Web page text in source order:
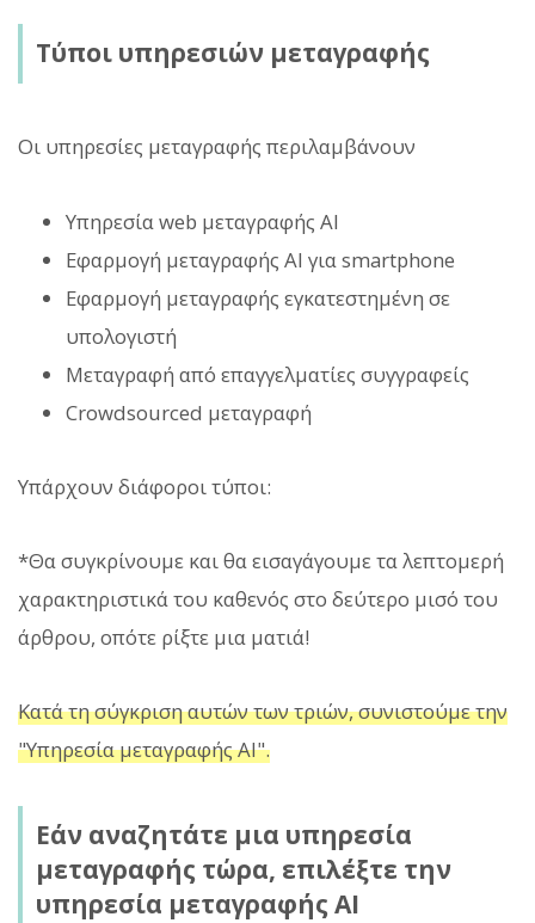
Τύποι υπηρεσιών μεταγραφής
Οι υπηρεσίες μεταγραφής περιλαμβάνουν
Υπηρεσία web μεταγραφής AI
Εφαρμογή μεταγραφής AI για smartphone
Εφαρμογή μεταγραφής εγκατεστημένη σε
υπολογιστή
Μεταγραφή από επαγγελματίες συγγραφείς
Crowdsourced μεταγραφή
Υπάρχουν διάφοροι τύποι:
*Θα συγκρίνουμε και θα εισαγάγουμε τα λεπτομερή
χαρακτηριστικά του καθενός στο δεύτερο μισό του
άρθρου, οπότε ρίξτε μια ματιά!
Κατά τη σύγκριση αυτών των τριών, συνιστούμε την
"Υπηρεσία μεταγραφής AI".
Εάν αναζητάτε μια υπηρεσία
μεταγραφής τώρα, επιλέξτε την
υπηρεσία μεταγραφής AI